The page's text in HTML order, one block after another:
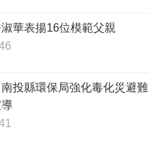
華表揚16位模範父親
投縣環保局強化毒化災避難